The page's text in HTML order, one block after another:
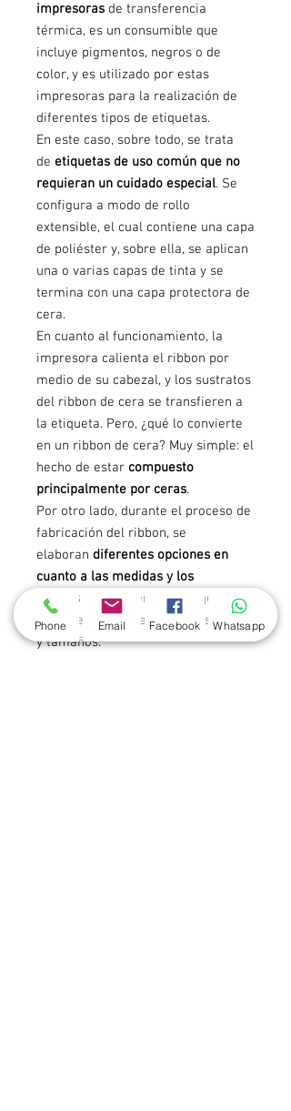
impresoras de transferencia
térmica, es un consumible que
incluye pigmentos, negros o de
color, y es utilizado por estas
impresoras para la realización de
diferentes tipos de etiquetas.
En este caso, sobre todo, se trata
de etiquetas de uso común que no
requieran un cuidado especial. Se
configura a modo de rollo
extensible, el cual contiene una capa
de poliéster y, sobre ella, se aplican
una o varias capas de tinta y se
termina con una capa protectora de
cera.
En cuanto al funcionamiento, la
impresora calienta el ribbon por
medio de su cabezal, y los sustratos
del ribbon de cera se transfieren a
la etiqueta. Pero, ¿qué lo convierte
en un ribbon de cera? Muy simple: el
hecho de estar compuesto
principalmente por ceras.
Por otro lado, durante el proceso de
fabricación del ribbon, se
elaboran diferentes opciones en
cuanto a las medidas y los
colores del pigmento, para que
pueda elegir entre diferentes estilos
y tamaños.
Phone Email Facebook Whatsapp